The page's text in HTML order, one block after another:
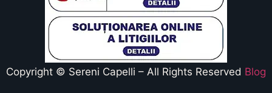
Copyright © Sereni Capelli – All Rights Reserved Blog